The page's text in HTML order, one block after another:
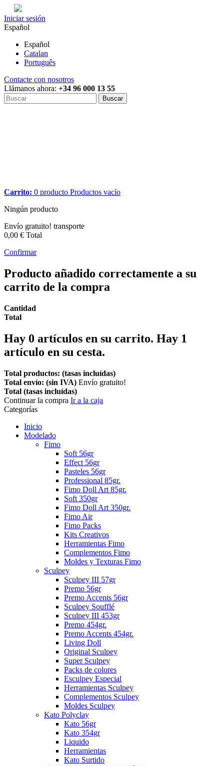
Iniciar sesión
Español
Español
Catalan
Português
Contacte con nosotros
Llámanos ahora: +34 96 000 13 55
Buscar
Carrito: 0 producto Productos vacío
Ningún producto
Envío gratuito! transporte
0,00 € Total
Confirmar
Producto añadido correctamente a su
carrito de la compra
Cantidad
Total
Hay 0 artículos en su carrito. Hay 1
artículo en su cesta.
Total productos: (tasas incluídas)
Total envío: (sin IVA) Envío gratuito!
Total (tasas incluídas)
Continuar la compra Ir a la caja
Categorías
Inicio
Modelado
Fimo
Soft 56gr
Effect 56gr
Pasteles 56gr
Professional 85gr.
Fimo Doll Art 85gr.
Soft 350gr
Fimo Doll Art 350gr.
Fimo Air
Fimo Packs
Kits Creativos
Herramientas Fimo
Complementos Fimo
Moldes y Texturas Fimo
Sculpey
Sculpey III 57gr
Premo 56gr
Premo Accents 56gr
Sculpey Soufflé
Sculpey III 453gr
Premo 454gr.
Premo Accents 454gr.
Living Doll
Original Sculpey
Super Sculpey
Packs de colores
Esculpey Especial
Herramientas Sculpey
Complementos Sculpey
Moldes Sculpey
Kato Polyclay
Kato 56gr
Kato 354gr
Liquido
Herramientas
Kato Surtido